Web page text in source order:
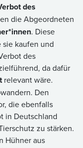
des
die Abgeordneten
. Diese
kaufen und
des
da dafür
relevant wäre.
Den
die ebenfalls
in Deutschland
zu stärken.
Hühner aus